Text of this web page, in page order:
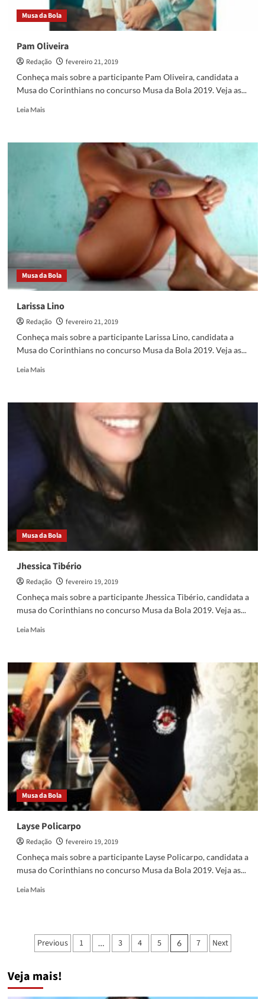
Musa da Bola
Pam Oliveira
Redação
fevereiro 21, 2019
Conheça mais sobre a participante Pam Oliveira, candidata a
Musa do Corinthians no concurso Musa da Bola 2019. Veja as...
Leia MaisRead
Pam
Musa da Bola
Larissa Lino
Redação
fevereiro 21, 2019
Conheça mais sobre a participante Larissa Lino, candidata a
Musa do Corinthians no concurso Musa da Bola 2019. Veja as...
Leia MaisRead
Larissa
Musa da Bola
Jhessica Tibério
Redação
fevereiro 19, 2019
Conheça mais sobre a participante Jhessica Tibério, candidata a
musa do Corinthians no concurso Musa da Bola 2019. Veja as...
Leia MaisRead
Jhessica
Tibério
Musa da Bola
Layse Policarpo
Redação
fevereiro 19, 2019
Conheça mais sobre a participante Layse Policarpo, candidata a
musa do Corinthians no concurso Musa da Bola 2019. Veja as...
Leia MaisRead
Policarpo
Paginação
posts
Previous 1 … 3 4 5 6 7 Next
Veja mais!